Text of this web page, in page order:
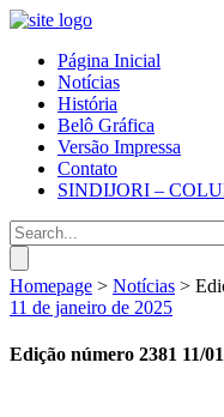
Página Inicial
Notícias
História
Belô Gráfica
Versão Impressa
Contato
SINDIJORI –
Homepage > Notícias >
11 de janeiro de 2025
Edição número 2381 11/